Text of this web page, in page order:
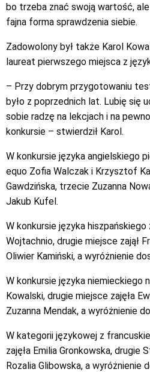
bo trzeba znać swoją wartość,
fajna forma sprawdzenia siebie.
Zadowolony był także Karol
laureat pierwszego miejsca z
– Przy dobrym przygotowaniu
było z poprzednich lat. Lubię się
sobie radzę na lekcjach i na
konkursie – stwierdził Karol.
W konkursie języka angielskiego
equo Zofia Walczak i Krzysztof
Gawdzińska, trzecie Zuzanna
Jakub Kufel.
W konkursie języka hiszpańskiego
Wojtachnio, drugie miejsce zajął
Oliwier Kamiński, a wyróżnienie
W konkursie języka niemieckiego
Kowalski, drugie miejsce zajęła
Zuzanna Mendak, a wyróżnienie
W kategorii językowej z
zajęła Emilia Gronkowska,
Rozalia Glibowska, a wyróżnienie